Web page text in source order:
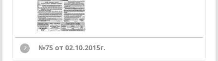
№75 от 02.10.2015г.